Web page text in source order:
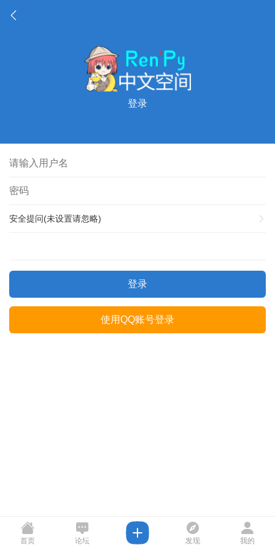
登录
安全提问(未设置请忽略)
登录
使用QQ账号登录
首页 论坛 发现 我的